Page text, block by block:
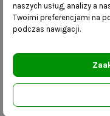
geometrycznej,
ławeczka
niebanalnej formy i
pełnowartościową
przedpokój zyskuje i
Siedzisko do
naszych usług, analizy a
Twoimi preferencjami na
podczas nawigacji.